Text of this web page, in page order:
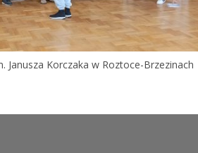
Janusza Korczaka w Roztoce-Brzezinach